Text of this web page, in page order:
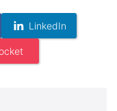
LinkedIn